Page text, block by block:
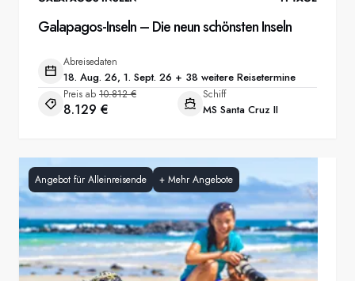
Galapagos-Inseln – Die neun schönsten Inseln
Abreisedaten
18. Aug. 26, 1. Sept. 26 + 38 weitere Reisetermine
Preis ab 10.812 €
8.129 €
Schiff
MS Santa Cruz II
Angebot für Alleinreisende + Mehr Angebote